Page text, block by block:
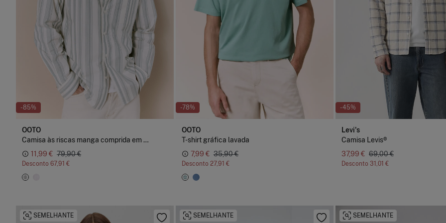
-85%
OOTO
Camisa às riscas manga comprida em popelina
11,99 € 79,90 €
Desconto 67,91 €
-78%
OOTO
T-shirt gráfica lavada
7,99 € 35,90 €
Desconto 27,91 €
-45%
Levi's
Camisa Levis®
37,99 € 69,00 €
Desconto 31,01 €
SEMELHANTE SEMELHANTE SEMELHANTE